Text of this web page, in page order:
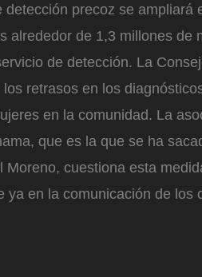
precoz se ampliará
alrededor de 1,3 millones de
de detección. La
retrasos en los
en la comunidad. La
que es la que se ha
cuestiona esta
ya en la comunicación de los